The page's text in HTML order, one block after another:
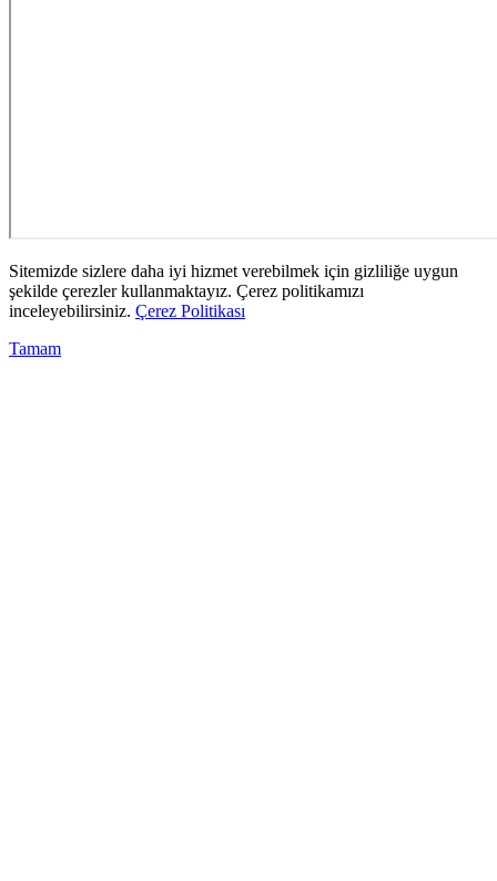
Sitemizde sizlere daha iyi hizmet verebilmek için gizliliğe uygun
şekilde çerezler kullanmaktayız. Çerez politikamızı
inceleyebilirsiniz. Çerez Politikası
Tamam